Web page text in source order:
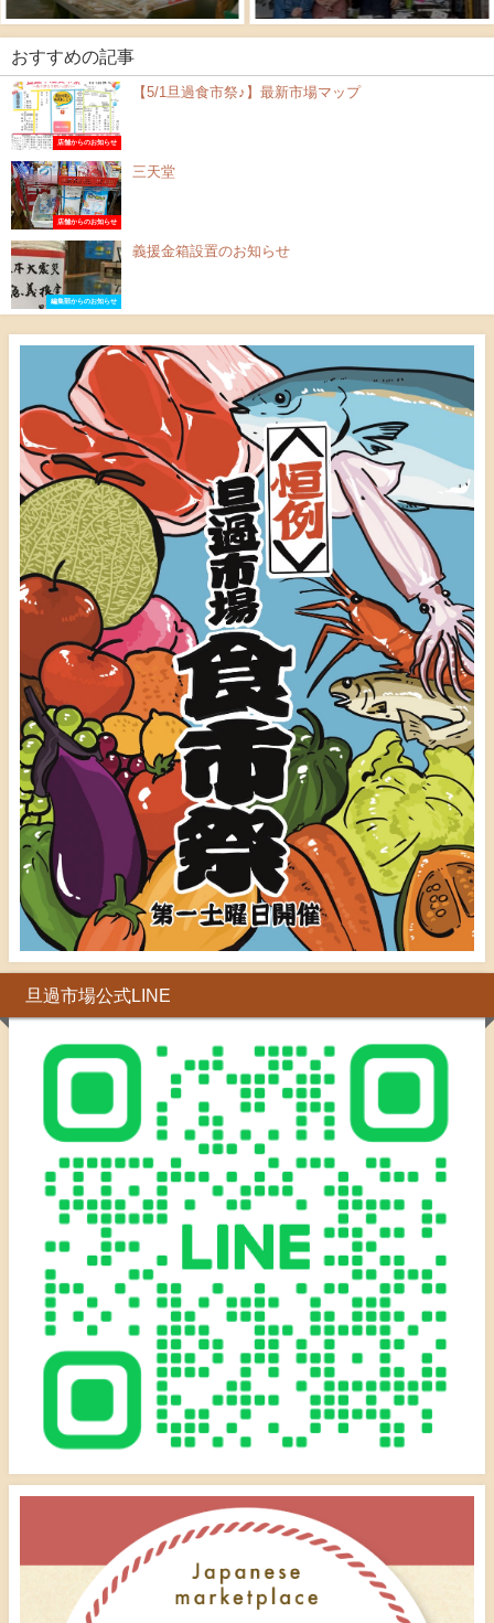
おすすめの記事
店舗からのお知らせ
【5/1旦過食市祭♪】最新市場マップ
店舗からのお知らせ
三天堂
編集部からのお知らせ
義援金箱設置のお知らせ
旦過市場公式LINE